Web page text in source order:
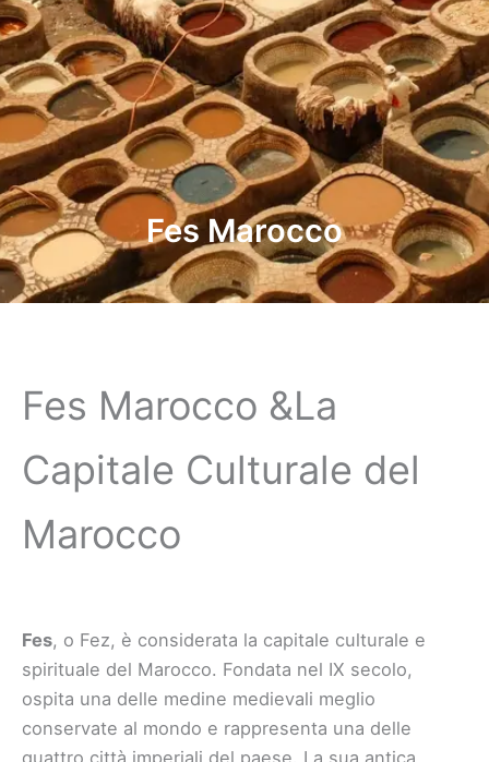
Fes Marocco
Fes Marocco &La
Capitale Culturale del
Marocco
Fes, o Fez, è considerata la capitale culturale e
spirituale del Marocco. Fondata nel IX secolo,
ospita una delle medine medievali meglio
conservate al mondo e rappresenta una delle